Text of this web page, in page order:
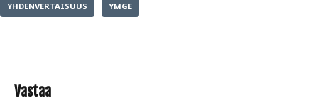
YHDENVERTAISUUS YMGE
Vastaa